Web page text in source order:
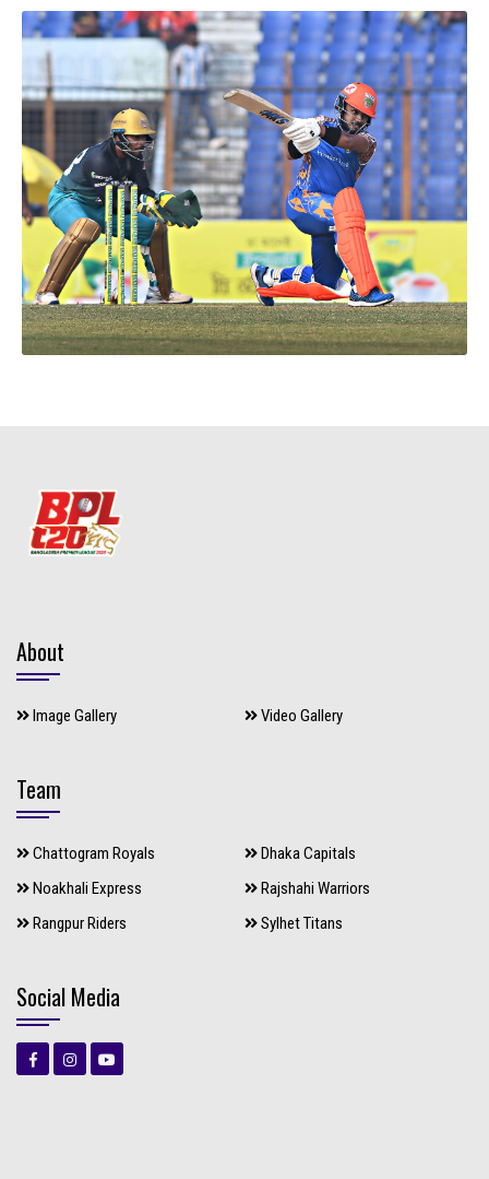
About
Image Gallery Video Gallery
Team
Chattogram Royals
Dhaka Capitals
Noakhali Express
Rajshahi Warriors
Rangpur Riders
Sylhet Titans
Social Media